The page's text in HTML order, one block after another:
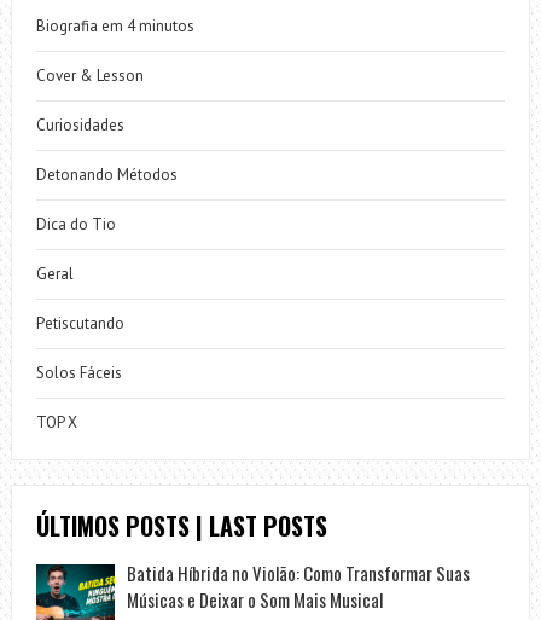
Biografia em 4 minutos
Cover & Lesson
Curiosidades
Detonando Métodos
Dica do Tio
Geral
Petiscutando
Solos Fáceis
TOP X
ÚLTIMOS POSTS | LAST POSTS
Batida Híbrida no Violão: Como Transformar Suas
Músicas e Deixar o Som Mais Musical